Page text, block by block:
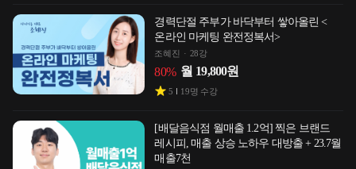
경력단절 주부가 바닥부터 쌓아올린 <
온라인 마케팅 완전정복서>
조혜진 28강
80% 월 19,800원
5 19명 수강
[배달음식점 월매출 1.2억] 찍은 브랜드
레시피, 매출 상승 노하우 대방출 + 23.7월
매출7천